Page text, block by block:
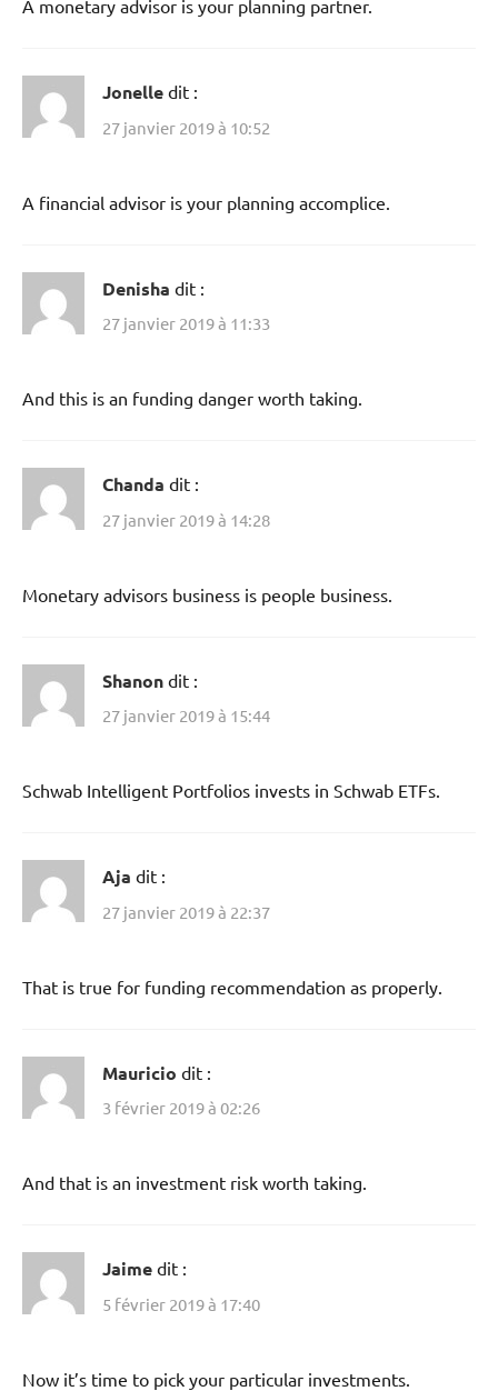
A monetary advisor is your planning partner.
Jonelle dit :
27 janvier 2019 à 10:52
A financial advisor is your planning accomplice.
Denisha dit :
27 janvier 2019 à 11:33
And this is an funding danger worth taking.
Chanda dit :
27 janvier 2019 à 14:28
Monetary advisors business is people business.
Shanon dit :
27 janvier 2019 à 15:44
Schwab Intelligent Portfolios invests in Schwab ETFs.
Aja dit :
27 janvier 2019 à 22:37
That is true for funding recommendation as properly.
Mauricio dit :
3 février 2019 à 02:26
And that is an investment risk worth taking.
Jaime dit :
5 février 2019 à 17:40
Now it’s time to pick your particular investments.